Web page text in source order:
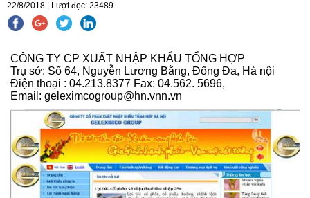
22/8/2018 | Lượt đọc: 23489
CÔNG TY CP XUẤT NHẬP KHẨU TỔNG HỢP
Trụ sở: Số 64, Nguyễn Lương Bằng, Đống Đa, Hà nội
Điện thoại : 04.213.8377 Fax: 04.562. 5696,
Email: geleximcogroup@hn.vnn.vn